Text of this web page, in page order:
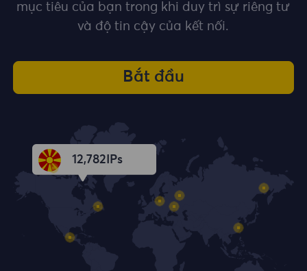
mục tiêu của bạn trong khi duy trì sự riêng tư
và độ tin cậy của kết nối.
Bắt đầu
12,783 IPs